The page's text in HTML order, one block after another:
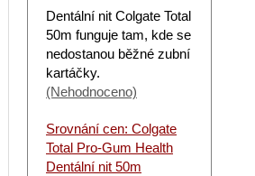
Dentální nit Colgate Total
50m funguje tam, kde se
nedostanou běžné zubní
kartáčky.
(Nehodnoceno)
Srovnání cen: Colgate
Total Pro-Gum Health
Dentální nit 50m